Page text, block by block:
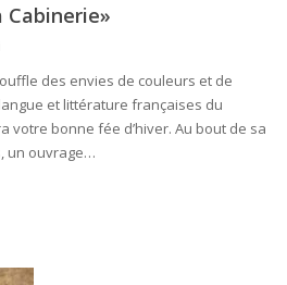
des envies de couleurs et de
et littérature françaises du
votre bonne fée d’hiver. Au bout de sa
un ouvrage…